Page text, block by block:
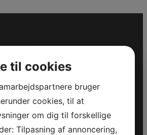
HARNSS ASY
Model/Varenr.: 0460478
Bestillingsvare
Varenummer (SKU):
Reservedele
til cookies
bruger
cookies, til at
om dig til forskellige
Tilpasning af annoncering,